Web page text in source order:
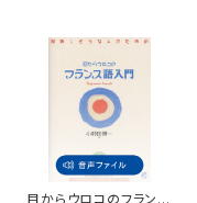
目からウロコのフランス